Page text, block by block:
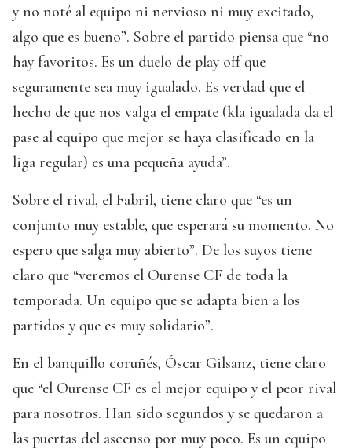
y no noté al equipo ni nervioso ni muy excitado,
algo que es bueno”. Sobre el partido piensa que “no
hay favoritos. Es un duelo de play off que
seguramente sea muy igualado. Es verdad que el
hecho de que nos valga el empate (kla igualada da el
pase al equipo que mejor se haya clasificado en la
liga regular) es una pequeña ayuda”.
Sobre el rival, el Fabril, tiene claro que “es un
conjunto muy estable, que esperará su momento. No
espero que salga muy abierto”. De los suyos tiene
claro que “veremos el Ourense CF de toda la
temporada. Un equipo que se adapta bien a los
partidos y que es muy solidario”.
En el banquillo coruñés, Óscar Gilsanz, tiene claro
que “el Ourense CF es el mejor equipo y el peor rival
para nosotros. Han sido segundos y se quedaron a
las puertas del ascenso por muy poco. Es un equipo